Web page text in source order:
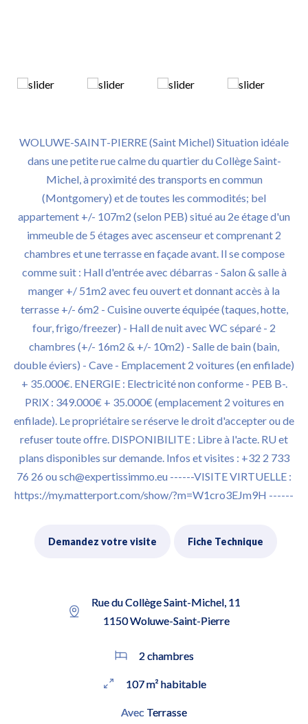
WOLUWE-SAINT-PIERRE (Saint Michel) Situation idéale
dans une petite rue calme du quartier du Collège Saint-
Michel, à proximité des transports en commun
(Montgomery) et de toutes les commodités; bel
appartement +/- 107m2 (selon PEB) situé au 2e étage d'un
immeuble de 5 étages avec ascenseur et comprenant 2
chambres et une terrasse en façade avant. Il se compose
comme suit : Hall d'entrée avec débarras - Salon & salle à
manger +/ 51m2 avec feu ouvert et donnant accès à la
terrasse +/- 6m2 - Cuisine ouverte équipée (taques, hotte,
four, frigo/freezer) - Hall de nuit avec WC séparé - 2
chambres (+/- 16m2 & +/- 10m2) - Salle de bain (bain,
double éviers) - Cave - Emplacement 2 voitures (en enfilade)
+ 35.000€. ENERGIE : Electricité non conforme - PEB B-.
PRIX : 349.000€ + 35.000€ (emplacement 2 voitures en
enfilade). Le propriétaire se réserve le droit d'accepter ou de
refuser toute offre. DISPONIBILITE : Libre à l'acte. RU et
plans disponibles sur demande. Infos et visites : +32 2 733
76 26 ou sch@expertissimmo.eu ------VISITE VIRTUELLE :
https://my.matterport.com/show/?m=W1cro3EJm9H ------
Demandez votre visite Fiche Technique
Rue du Collège Saint-Michel, 11
1150 Woluwe-Saint-Pierre
2 chambres
107 m² habitable
Avec Terrasse